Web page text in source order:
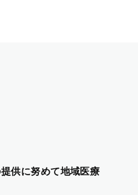
供に努めて地域医療